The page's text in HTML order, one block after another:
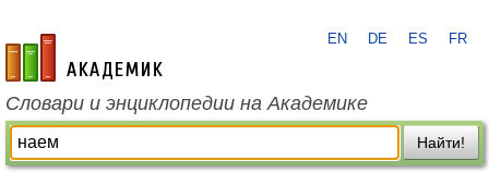
academic.ru
EN DE ES FR
Словари и энциклопедии на Академике
Найти!